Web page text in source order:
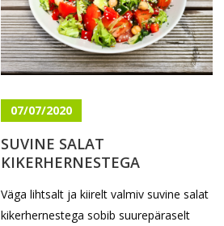
07/07/2020
SUVINE SALAT
KIKERHERNESTEGA
Väga lihtsalt ja kiirelt valmiv suvine salat
kikerhernestega sobib suurepäraselt